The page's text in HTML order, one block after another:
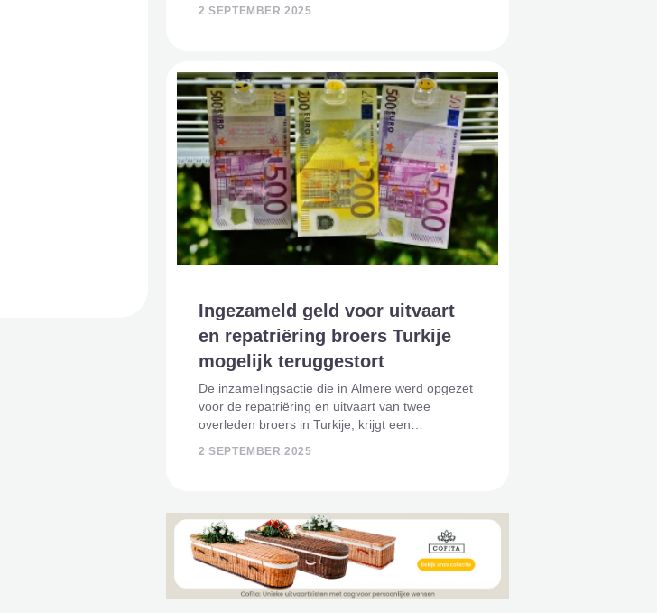
2 SEPTEMBER 2025
Ingezameld geld voor uitvaart
en repatriëring broers Turkije
mogelijk teruggestort
De inzamelingsactie die in Almere werd opgezet
voor de repatriëring en uitvaart van twee
overleden broers in Turkije, krijgt een
2 SEPTEMBER 2025